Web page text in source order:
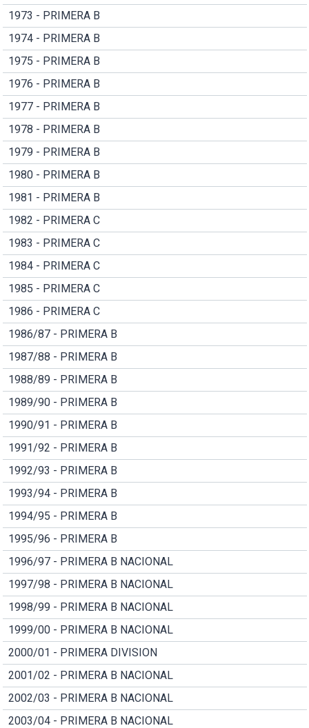
1973 - PRIMERA B
1974 - PRIMERA B
1975 - PRIMERA B
1976 - PRIMERA B
1977 - PRIMERA B
1978 - PRIMERA B
1979 - PRIMERA B
1980 - PRIMERA B
1981 - PRIMERA B
1982 - PRIMERA C
1983 - PRIMERA C
1984 - PRIMERA C
1985 - PRIMERA C
1986 - PRIMERA C
1986/87 - PRIMERA B
1987/88 - PRIMERA B
1988/89 - PRIMERA B
1989/90 - PRIMERA B
1990/91 - PRIMERA B
1991/92 - PRIMERA B
1992/93 - PRIMERA B
1993/94 - PRIMERA B
1994/95 - PRIMERA B
1995/96 - PRIMERA B
1996/97 - PRIMERA B NACIONAL
1997/98 - PRIMERA B NACIONAL
1998/99 - PRIMERA B NACIONAL
1999/00 - PRIMERA B NACIONAL
2000/01 - PRIMERA DIVISION
2001/02 - PRIMERA B NACIONAL
2002/03 - PRIMERA B NACIONAL
2003/04 - PRIMERA B NACIONAL